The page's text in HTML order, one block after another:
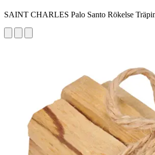
SAINT CHARLES Palo Santo Rökelse